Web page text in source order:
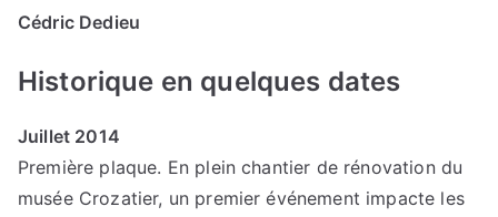
Cédric Dedieu
Historique en quelques dates
Juillet 2014
Première plaque. En plein chantier de rénovation du
musée Crozatier, un premier événement impacte les